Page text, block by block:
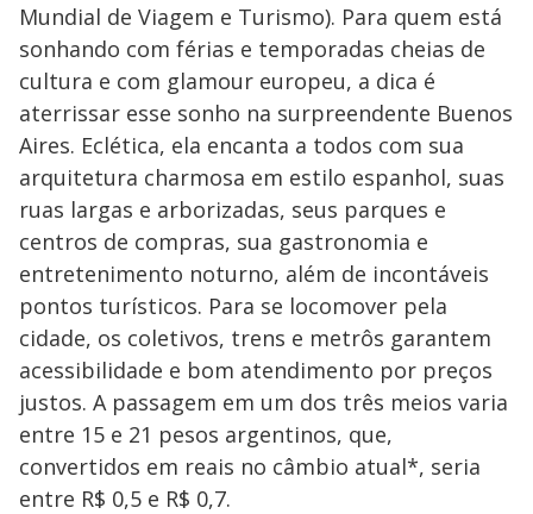
Mundial de Viagem e Turismo). Para quem está
sonhando com férias e temporadas cheias de
cultura e com glamour europeu, a dica é
aterrissar esse sonho na surpreendente Buenos
Aires. Eclética, ela encanta a todos com sua
arquitetura charmosa em estilo espanhol, suas
ruas largas e arborizadas, seus parques e
centros de compras, sua gastronomia e
entretenimento noturno, além de incontáveis
pontos turísticos. Para se locomover pela
cidade, os coletivos, trens e metrôs garantem
acessibilidade e bom atendimento por preços
justos. A passagem em um dos três meios varia
entre 15 e 21 pesos argentinos, que,
convertidos em reais no câmbio atual*, seria
entre R$ 0,5 e R$ 0,7.